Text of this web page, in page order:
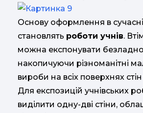
Основу оформлення в
становлять роботи учнів.
можна експонувати
накопичуючи різноманітні
вироби на всіх поверхнях
Для експозицій учнівських
виділити одну-дві стіни,